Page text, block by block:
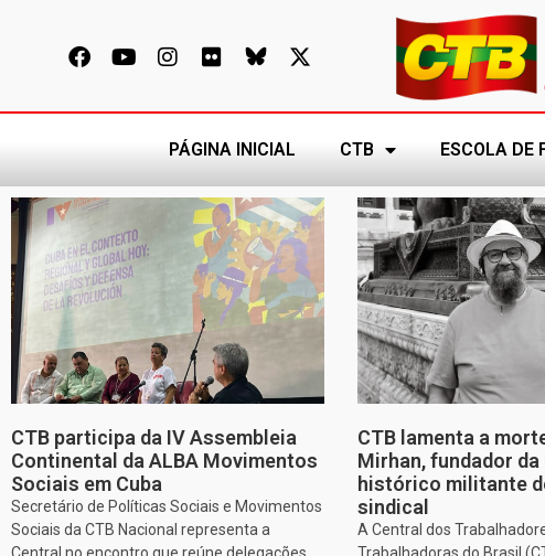
PÁGINA INICIAL CTB ESCOLA DE
CTB participa da IV Assembleia
Continental da ALBA Movimentos
Sociais em Cuba
Secretário de Políticas Sociais e Movimentos
Sociais da CTB Nacional representa a
CTB lamenta a
Mirhan, fundador da
histórico militante
sindical
A Central dos